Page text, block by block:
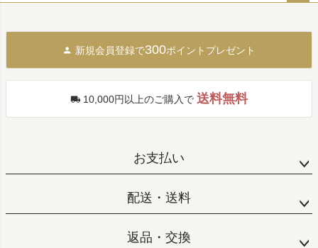
新規会員登録で300ポイントプレゼント
10,000円以上のご購入で 送料無料
お支払い
配送・送料
返品・交換